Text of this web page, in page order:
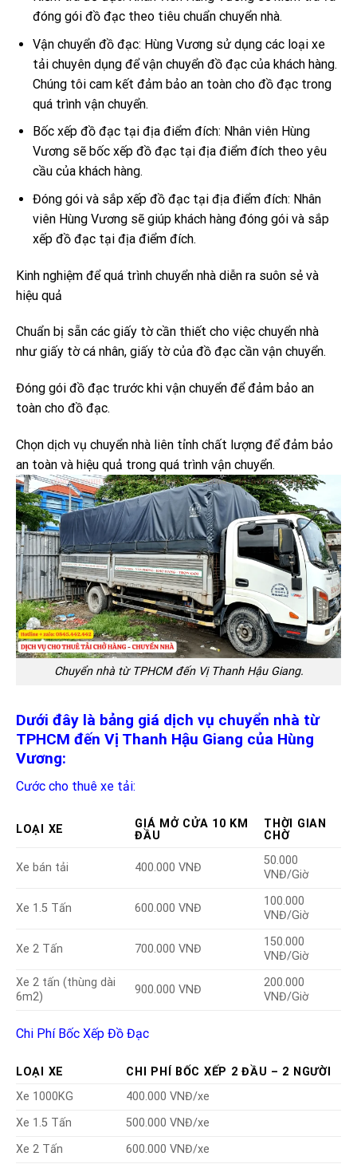
đóng gói đồ đạc theo tiêu chuẩn chuyển nhà.
Vận chuyển đồ đạc: Hùng Vương sử dụng các loại xe
tải chuyên dụng để vận chuyển đồ đạc của khách hàng.
Chúng tôi cam kết đảm bảo an toàn cho đồ đạc trong
quá trình vận chuyển.
Bốc xếp đồ đạc tại địa điểm đích: Nhân viên Hùng
Vương sẽ bốc xếp đồ đạc tại địa điểm đích theo yêu
cầu của khách hàng.
Đóng gói và sắp xếp đồ đạc tại địa điểm đích: Nhân
viên Hùng Vương sẽ giúp khách hàng đóng gói và sắp
xếp đồ đạc tại địa điểm đích.
Kinh nghiệm để quá trình chuyển nhà diễn ra suôn sẻ và
hiệu quả
Chuẩn bị sẵn các giấy tờ cần thiết cho việc chuyển nhà
như giấy tờ cá nhân, giấy tờ của đồ đạc cần vận chuyển.
Đóng gói đồ đạc trước khi vận chuyển để đảm bảo an
toàn cho đồ đạc.
Chọn dịch vụ chuyển nhà liên tỉnh chất lượng để đảm bảo
an toàn và hiệu quả trong quá trình vận chuyển.
Chuyển nhà từ TPHCM đến Vị Thanh Hậu Giang.
Dưới đây là bảng giá dịch vụ chuyển nhà từ
TPHCM đến Vị Thanh Hậu Giang của Hùng
Vương:
Cước cho thuê xe tải:
LOẠI XE
GIÁ MỞ CỬA 10 KM
ĐẦU
THỜI GIAN
CHỜ
Xe bán tải 400.000 VNĐ
50.000
VNĐ/Giờ
Xe 1.5 Tấn 600.000 VNĐ
100.000
VNĐ/Giờ
Xe 2 Tấn 700.000 VNĐ
150.000
VNĐ/Giờ
Xe 2 tấn (thùng dài
6m2)
900.000 VNĐ
200.000
VNĐ/Giờ
Chi Phí Bốc Xếp Đồ Đạc
LOẠI XE
CHI PHÍ BỐC XẾP 2 ĐẦU – 2 NGƯỜI
Xe 1000KG
400.000 VNĐ/xe
Xe 1.5 Tấn
500.000 VNĐ/xe
Xe 2 Tấn
600.000 VNĐ/xe